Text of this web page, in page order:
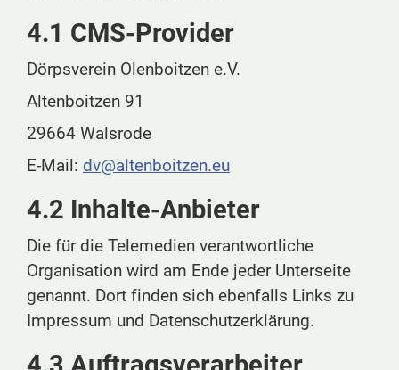
4.1 CMS-Provider
Dörpsverein Olenboitzen e.V.
Altenboitzen 91
29664 Walsrode
E-Mail: dv@altenboitzen.eu
4.2 Inhalte-Anbieter
Die für die Telemedien verantwortliche
Organisation wird am Ende jeder Unterseite
genannt. Dort finden sich ebenfalls Links zu
Impressum und Datenschutzerklärung.